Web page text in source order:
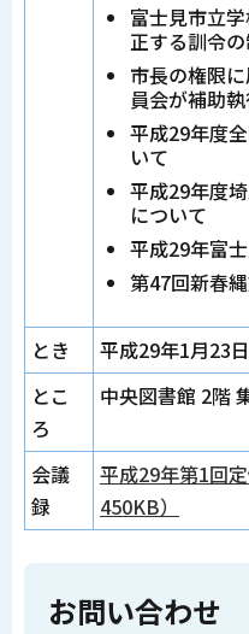
富士見市立
正する訓令
市長の権限
員会が補助
平成29年度
いて
平成29年度
について
平成29年富
第47回新春
とき
平成29年1月23
とこ
ろ
中央図書館 2階
会議
録
平成29年第1回
450KB）
お問い合わせ